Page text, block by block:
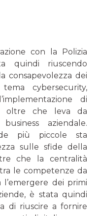
con la Polizia
quindi riuscendo
consapevolezza dei
cyber­security,
di
oltre che leva da
aziendale.
più piccole sta
sulle sfide della
che la centralità
le competenze da
dei primi
è stata quindi
di riuscire a for­nire